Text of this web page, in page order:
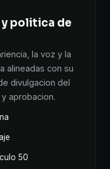
y politica de
la voz y la
alineadas con su
divulgacion del
aprobacion.
50